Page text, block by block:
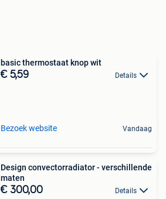
basic thermostaat knop wit
€ 5,59 Details
Bezoek website Vandaag
Design convectorradiator - verschillende
maten
€ 300,00 Details